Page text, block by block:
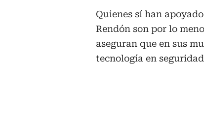
Quienes sí han
Rendón son por lo
aseguran que en sus
tecnología en